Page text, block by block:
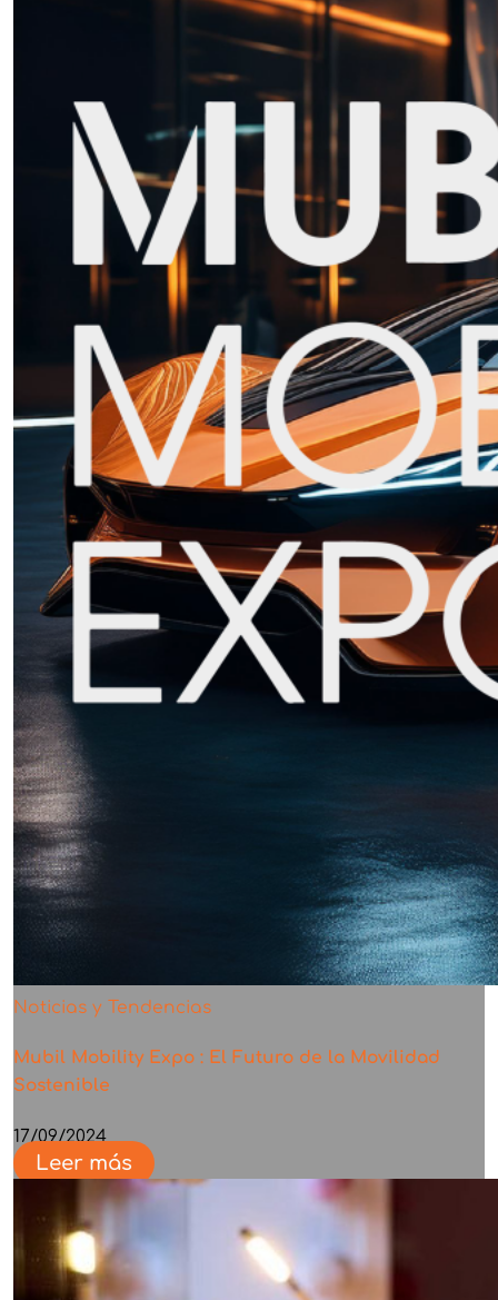
Noticias y Tendencias
Mubil Mobility Expo : El Futuro de la Movilidad
Sostenible
17/09/2024
Leer más